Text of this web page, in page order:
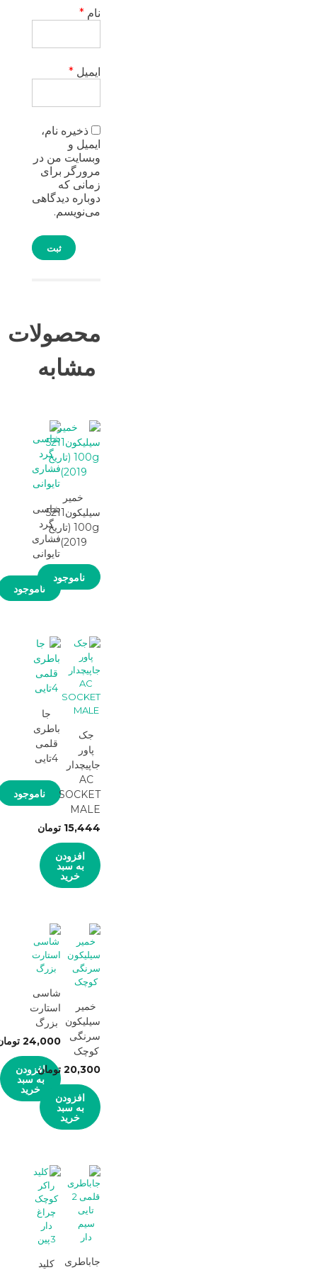
نام *
ایمیل *
ذخیره نام،
ایمیل و
وبسایت من در
مرورگر برای
زمانی که
دوباره دیدگاهی
می‌نویسم.
محصولات
مشابه
شاسی
گرد
فشاری
تایوانی
ناموجود
خمیر
سیلیکون5211
100g (تاریخ
2019)
ناموجود
جا
باطری
قلمی
4تایی
ناموجود
جک
پاور
جاپیچدار
AC
SOCKET
MALE
15,444 تومان
افزودن
به سبد
خرید
شاسی
استارت
بزرگ
24,000
افزودن
به سبد
خرید
خمیر
سیلیکون
سرنگی
کوچک
20,300 تومان
افزودن
به سبد
خرید
کلید
جاباطری